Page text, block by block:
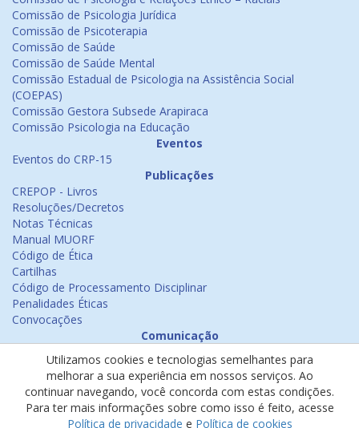
Comissão de Psicologia Jurídica
Comissão de Psicoterapia
Comissão de Saúde
Comissão de Saúde Mental
Comissão Estadual de Psicologia na Assistência Social
(COEPAS)
Comissão Gestora Subsede Arapiraca
Comissão Psicologia na Educação
Eventos
Eventos do CRP-15
Publicações
CREPOP - Livros
Resoluções/Decretos
Notas Técnicas
Manual MUORF
Código de Ética
Cartilhas
Código de Processamento Disciplinar
Penalidades Éticas
Convocações
Comunicação
Emissão de Certificados
Psicologia na Mídia
Ouvidoria
Política de cookies
Utilizamos cookies e tecnologias semelhantes para
melhorar a sua experiência em nossos serviços. Ao
continuar navegando, você concorda com estas condições.
Para ter mais informações sobre como isso é feito, acesse
Política de privacidade e Política de cookies